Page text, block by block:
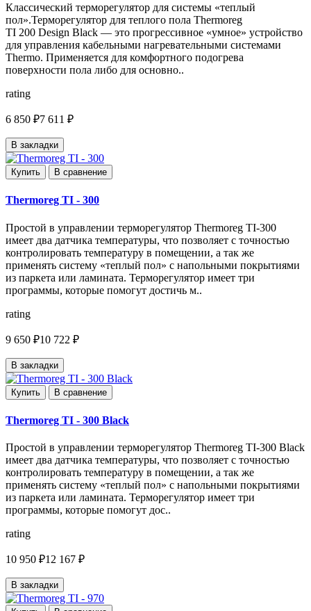
Классический терморегулятор для системы «теплый
пол».Терморегулятор для теплого пола Thermoreg
TI 200 Design Black — это прогрессивное «умное» устройство
для управления кабельными нагревательными системами
Thermo. Применяется для комфортного подогрева
поверхности пола либо для основно..
rating
6 850 ₽7 611 ₽
В закладки
Купить В сравнение
Thermoreg TI - 300
Простой в управлении терморегулятор Thermoreg TI-300
имеет два датчика температуры, что позволяет с точностью
контролировать температуру в помещении, а так же
применять систему «теплый пол» с напольными покрытиями
из паркета или ламината. Терморегулятор имеет три
программы, которые помогут достичь м..
rating
9 650 ₽10 722 ₽
В закладки
Купить В сравнение
Thermoreg TI - 300 Black
Простой в управлении терморегулятор Thermoreg TI-300 Black
имеет два датчика температуры, что позволяет с точностью
контролировать температуру в помещении, а так же
применять систему «теплый пол» с напольными покрытиями
из паркета или ламината. Терморегулятор имеет три
программы, которые помогут дос..
rating
10 950 ₽12 167 ₽
В закладки